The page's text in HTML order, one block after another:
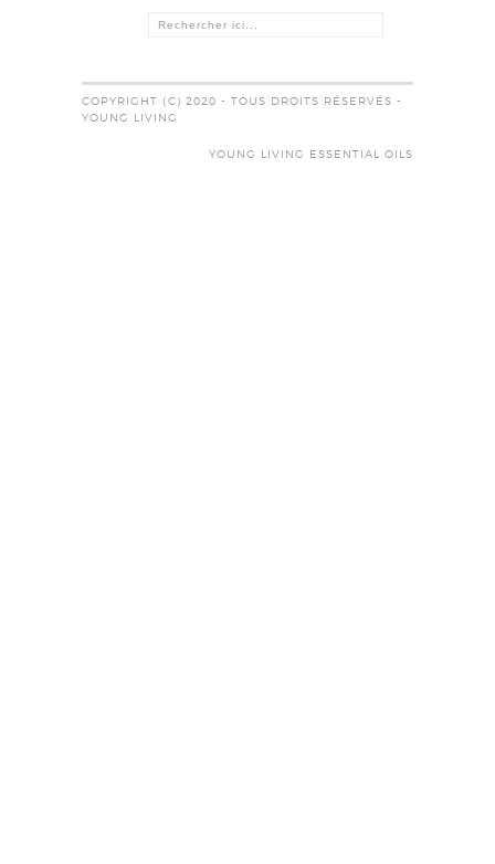
COPYRIGHT (C) 2020 - TOUS DROITS RÉSERVÉS -
YOUNG LIVING
YOUNG LIVING ESSENTIAL OILS